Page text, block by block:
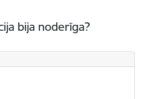
bija noderīga?